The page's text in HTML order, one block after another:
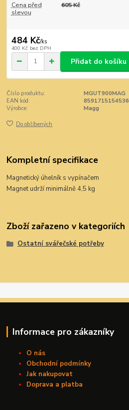
Cena před
slevou
605 Kč
484 Kč/ks
400 Kč bez DPH
Přidat do košíku
Číslo produktu:
MGUT900MAG
EAN kód:
8591715154536
Výrobce:
Magg
Do oblíbených
Kompletní specifikace
Magnetický úhelník s vypínačem
Magnet udrží minimálně 4,5 kg
Zboží zařazeno v kategoriích
Ostatní svářečské potřeby
Informace pro zákazníky
O nás
Obchodní podmínky
Jak nakupovat
Doprava a platba